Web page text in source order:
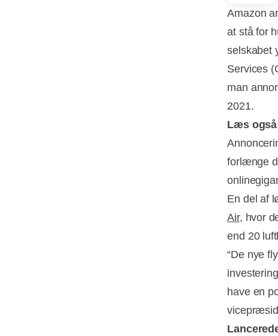
Amazon
at stå for
selskabet
Services
man
2021.
Læs
forlænge
En del af
Air, hvor
end 20
“De nye
have en